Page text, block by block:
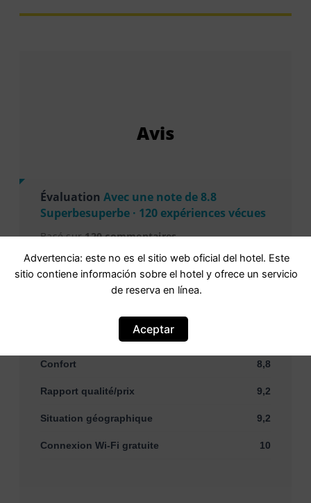
Avis
Évaluation Avec une note de 8.8
Superbesuperbe · 120 expériences vécues
Basé sur120 commentaires
Personnel 9,6
Confort 8,8
Rapport qualité/prix 9,2
Situation géographique 9,2
Connexion Wi-Fi gratuite 10
Advertencia: este no es el sitio web oficial del hotel. Este
sitio contiene información sobre el hotel y ofrece un servicio
de reserva en línea.
Aceptar